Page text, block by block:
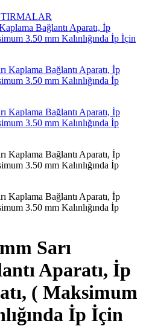
y
f
h
b
c
o
m
W
h
t
s
a
p
D
e
s
t
e
H
a
t
t
Bağlantı Aparatı, İp
3.50 mm Kalınlığında İp İçin
Sarı
Aparatı, İp
( Maksimum
İp İçin